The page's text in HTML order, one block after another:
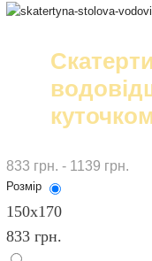
833 грн. - 1139 грн.
Розмір
150х170
833 грн.